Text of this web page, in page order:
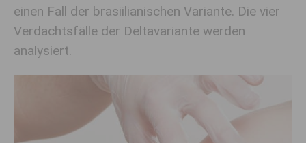
einen Fall der brasiilianischen Variante. Die vier
Verdachtsfälle der Deltavariante werden
analysiert.